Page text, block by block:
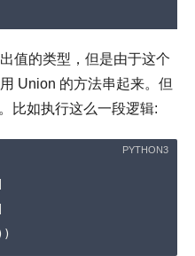
值的类型，但是由于这个
Union 的方法串起来。但
比如执行这么一段逻辑:
))